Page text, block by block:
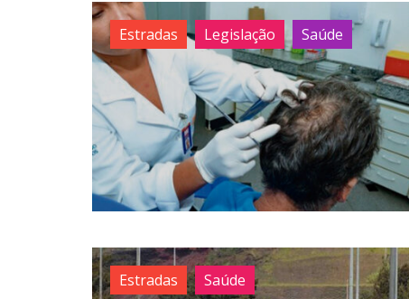
Estradas Legislação Saúde
Estradas Saúde